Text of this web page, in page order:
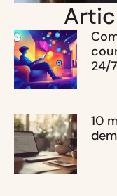
24/
10